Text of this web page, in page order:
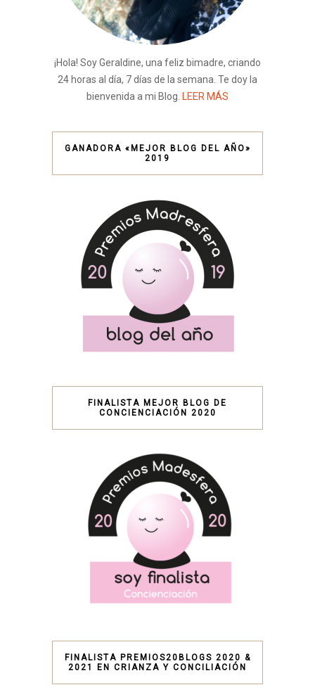
¡Hola! Soy Geraldine, una feliz bimadre, criando
24 horas al día, 7 días de la semana. Te doy la
bienvenida a mi Blog. LEER MÁS
GANADORA «MEJOR BLOG DEL AÑO»
2019
FINALISTA MEJOR BLOG DE
CONCIENCIACIÓN 2020
FINALISTA PREMIOS20BLOGS 2020 &
2021 EN CRIANZA Y CONCILIACIÓN